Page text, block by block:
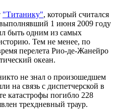
"Титанику", который считался
1 июня 2009 году
быть одним из самых
Тем не менее, по
перелета Рио-де-Жанейро
океан.
не знал о произошедшем
на связь с диспетчерской в
катастрофы погибло 228
трехдневный траур.